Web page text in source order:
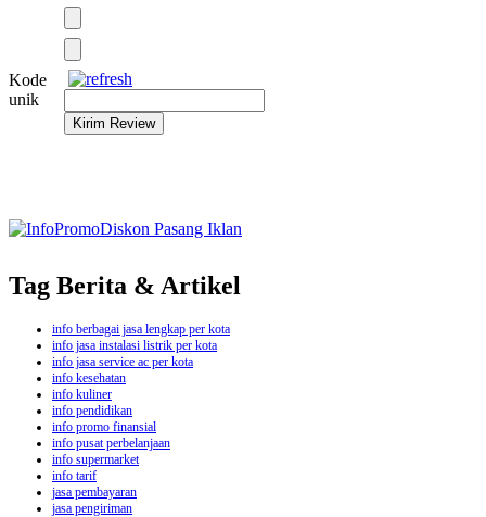
Kode
unik
Tag Berita & Artikel
info berbagai jasa lengkap per kota
info jasa instalasi listrik per kota
info jasa service ac per kota
info kesehatan
info kuliner
info pendidikan
info promo finansial
info pusat perbelanjaan
info supermarket
info tarif
jasa pembayaran
jasa pengiriman